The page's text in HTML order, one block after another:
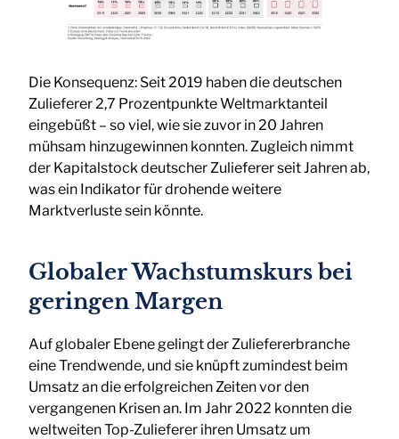
Die Konsequenz: Seit 2019 haben die deutschen
Zulieferer 2,7 Prozentpunkte Weltmarktanteil
eingebüßt – so viel, wie sie zuvor in 20 Jahren
mühsam hinzugewinnen konnten. Zugleich nimmt
der Kapitalstock deutscher Zulieferer seit Jahren ab,
was ein Indikator für drohende weitere
Marktverluste sein könnte.
Globaler Wachstumskurs bei
geringen Margen
Auf globaler Ebene gelingt der Zuliefererbranche
eine Trendwende, und sie knüpft zumindest beim
Umsatz an die erfolgreichen Zeiten vor den
vergangenen Krisen an. Im Jahr 2022 konnten die
weltweiten Top-Zulieferer ihren Umsatz um